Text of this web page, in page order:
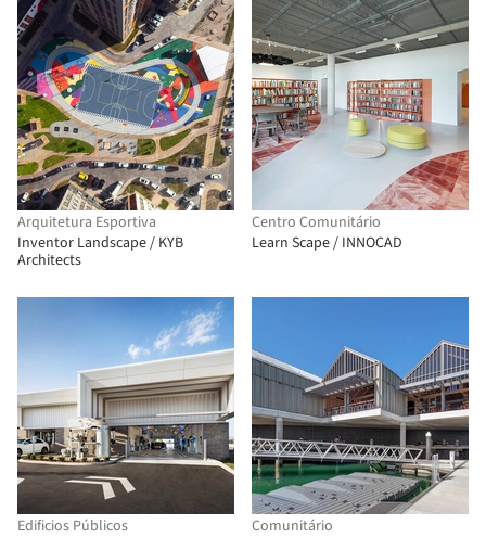
Arquitetura Esportiva
Inventor Landscape / KYB
Architects
Centro Comunitário
Learn Scape / INNOCAD
Edificios Públicos
Comunitário